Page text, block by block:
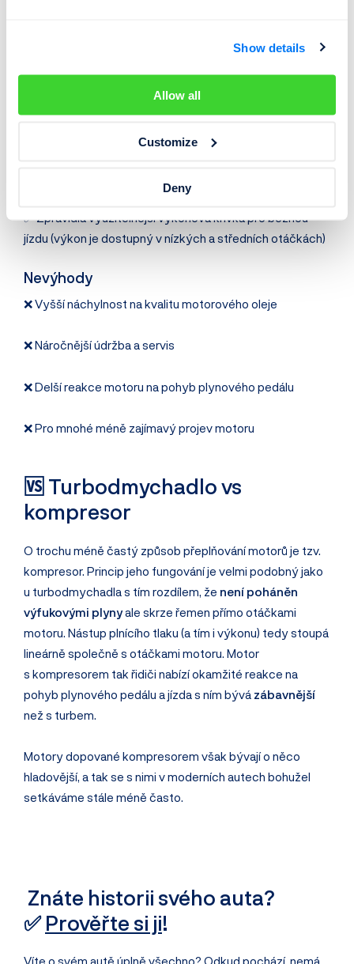
Show details
Allow all
Customize
Deny
✅ Vyšší výkon a točivý moment motoru
✅ Vyšší efektivita spalování
✅ Zpravidla využitelnější výkonová křivka pro běžnou
jízdu (výkon je dostupný v nízkých a středních otáčkách)
Nevýhody
❌ Vyšší náchylnost na kvalitu motorového oleje
❌ Náročnější údržba a servis
❌ Delší reakce motoru na pohyb plynového pedálu
❌ Pro mnohé méně zajímavý projev motoru
🆚 Turbodmychadlo vs
kompresor
O trochu méně častý způsob přeplňování motorů je tzv.
kompresor. Princip jeho fungování je velmi podobný jako
u turbodmychadla s tím rozdílem, že není poháněn
výfukovými plynyale skrze řemen přímo otáčkami
motoru. Nástup plnícího tlaku (a tím i výkonu) tedy stoupá
lineárně společně s otáčkami motoru. Motor
s kompresorem tak řidiči nabízí okamžité reakce na
pohyb plynového pedálu a jízda s ním bývá zábavnější
než s turbem.
Motory dopované kompresorem však bývají o něco
hladovější, a tak se s nimi v moderních autech bohužel
setkáváme stále méně často.
Znáte historii svého auta?
✅Prověřte si ji!